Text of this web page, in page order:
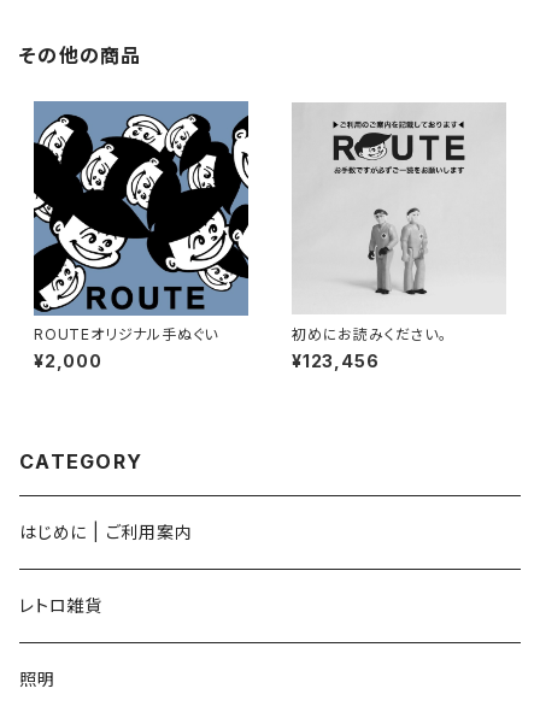
その他の商品
ROUTEオリジナル手ぬぐい
¥2,000
初めにお読みください。
¥123,456
CATEGORY
はじめに | ご利用案内
レトロ雑貨
照明